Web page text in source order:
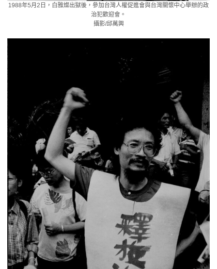
1988年5月2日，白雅燦出獄後，參加台灣人權促進會與台灣關懷中心舉辦的政
治犯歡迎會。
攝影/邱萬興